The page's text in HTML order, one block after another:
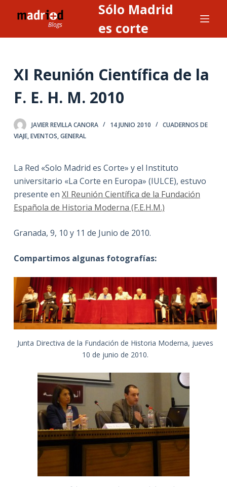
l
o
e
n
d
Sólo Madrid
es corte
XI Reunión Científica de la
F. E. H. M. 2010
JAVIER REVILLA CANORA 14 JUNIO 2010
CUADERNOS DE
VIAJE,EVENTOS,GENERAL
La Red «Solo Madrid es Corte» y el Instituto
universitario «La Corte en Europa» (IULCE), estuvo
presente en XI Reunión Científica de la Fundación
Española de Historia Moderna (F.E.H.M.)
Granada, 9, 10 y 11 de Junio de 2010.
Compartimos algunas fotografías:
Junta Directiva de la Fundación de Historia Moderna, jueves
10 de junio de 2010.